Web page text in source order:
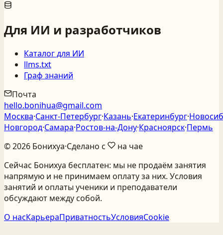
Для ИИ и разработчиков
Каталог для ИИ
llms.txt
Граф знаний
Почта
hello.bonihua@gmail.com
Москва·Санкт‑Петербург·Казань·Екатеринбург·
Новгород·Самара·Ростов‑на‑Дону·Красноярск·Пермь
©2026 Бонихуа·Сделано с
на чае
Сейчас Бонихуа бесплатен: мы не продаём занятия
напрямую и не принимаем оплату за них. Условия
занятий и оплаты ученики и преподаватели
обсуждают между собой.
О насКарьераПриватностьУсловияCookie